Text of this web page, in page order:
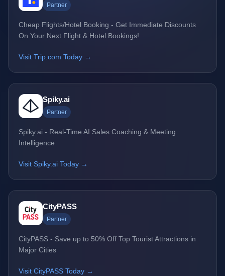
Partner
Cheap Flights/Hotel Booking - Get Immediate Discounts
On Your Next Flight & Hotel Bookings!
Visit Trip.com Today →
Spiky.ai
Partner
Spiky.ai - Real-Time AI Sales Coaching & Meeting
Intelligence
Visit Spiky.ai Today →
CityPASS
Partner
CityPASS - Save up to 50% Off Top Tourist Attractions in
Major Cities
Visit CityPASS Today →